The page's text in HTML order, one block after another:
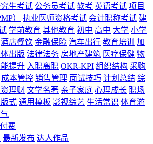
生考试 公务员考试 软考 英语考试 项目
）
执业医师资格考试 会计职称考试 建
学前教育 其他教育 初中 高中 大学 小学
酒店餐饮 金融保险 汽车出行 教育培训
加
出版 法律法务 房地产建筑 医疗保健 物
提升 入职离职 OKR-KPI 组织结构 采购
成本管控 销售管理 面试技巧 计划总结 综
理财 文学名著 亲子家庭 心理成长 职场
式 通用模板 影视综艺 生活常识 体育游
付费
最新发布 达人作品